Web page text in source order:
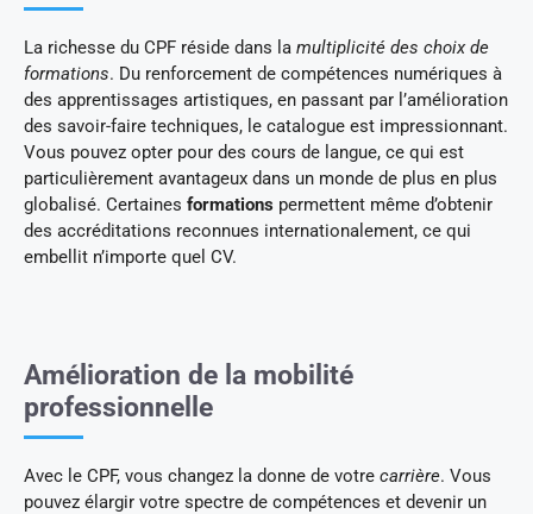
La richesse du CPF réside dans la multiplicité des choix de
formations. Du renforcement de compétences numériques à
des apprentissages artistiques, en passant par l’amélioration
des savoir-faire techniques, le catalogue est impressionnant.
Vous pouvez opter pour des cours de langue, ce qui est
particulièrement avantageux dans un monde de plus en plus
globalisé. Certaines formations permettent même d’obtenir
des accréditations reconnues internationalement, ce qui
embellit n’importe quel CV.
Amélioration de la mobilité
professionnelle
Avec le CPF, vous changez la donne de votre carrière. Vous
pouvez élargir votre spectre de compétences et devenir un